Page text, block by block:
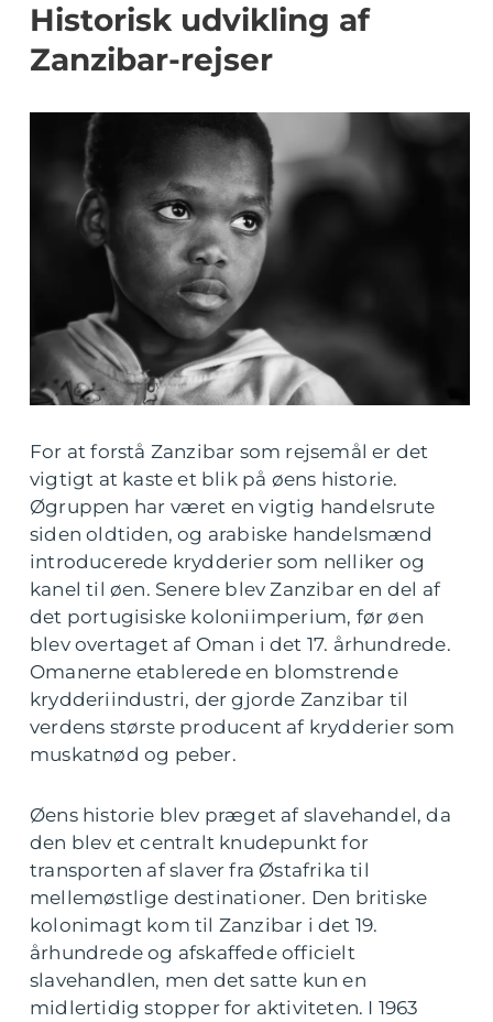
Historisk udvikling af
Zanzibar-rejser
For at forstå Zanzibar som rejsemål er det
vigtigt at kaste et blik på øens historie.
Øgruppen har været en vigtig handelsrute
siden oldtiden, og arabiske handelsmænd
introducerede krydderier som nelliker og
kanel til øen. Senere blev Zanzibar en del af
det portugisiske koloniimperium, før øen
blev overtaget af Oman i det 17. århundrede.
Omanerne etablerede en blomstrende
krydderiindustri, der gjorde Zanzibar til
verdens største producent af krydderier som
muskatnød og peber.
Øens historie blev præget af slavehandel, da
den blev et centralt knudepunkt for
transporten af slaver fra Østafrika til
mellemøstlige destinationer. Den britiske
kolonimagt kom til Zanzibar i det 19.
århundrede og afskaffede officielt
slavehandlen, men det satte kun en
midlertidig stopper for aktiviteten. I 1963